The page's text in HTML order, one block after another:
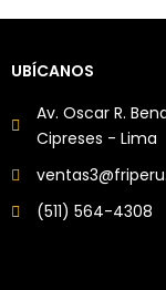
UBÍCANOS
Av. Oscar R.
Cipreses - Lima
(511) 564-4308